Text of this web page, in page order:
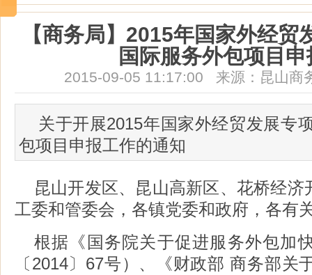
【商务局】2015年国家外经贸
国际服务外包项目
2015-09-05 11:17:00 来源：昆山
关于开展2015年国家外经贸发展专
包项目申报工作的通知
昆山开发区、昆山高新区、花桥经济
工委和管委会，各镇党委和政府，各有
根据《国务院关于促进服务外包加
〔2014〕67号）、《财政部 商务部关